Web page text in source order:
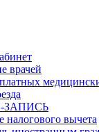
врачей
налогового вычета